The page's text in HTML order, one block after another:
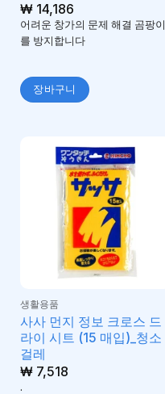
₩14,186
어려운 창가의 문제 해결 곰팡이
를 방지합니다
장바구니
생활용품
사사 먼지 정보 크로스 드
라이 시트 (15 매입)_청소
걸레
₩7,518
.